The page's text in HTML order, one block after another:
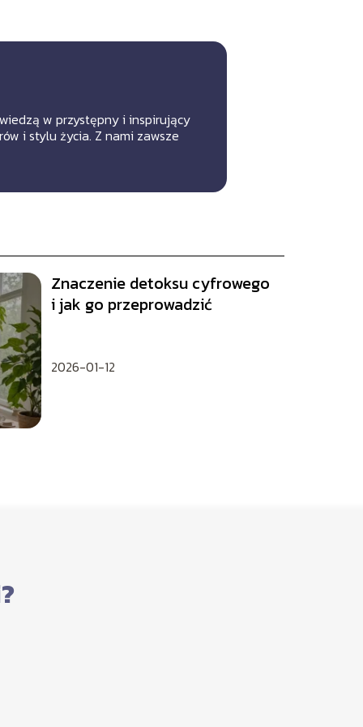
w przystępny i inspirujący
i stylu życia. Z nami zawsze
Znaczenie detoksu cyfrowego
i jak go przeprowadzić
2026-01-12